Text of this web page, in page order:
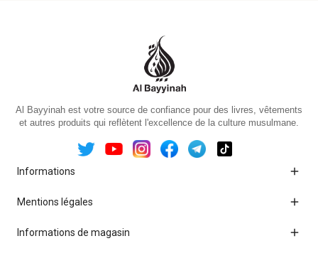
Al Bayyinah est votre source de confiance pour des livres, vêtements
et autres produits qui reflètent l'excellence de la culture musulmane.
Informations 
Mentions légales 
Informations de magasin 